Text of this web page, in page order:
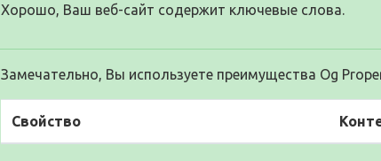
Хорошо, Ваш веб-сайт содержит ключевые слова.
Замечательно, Вы используете преимущества Og
Свойство